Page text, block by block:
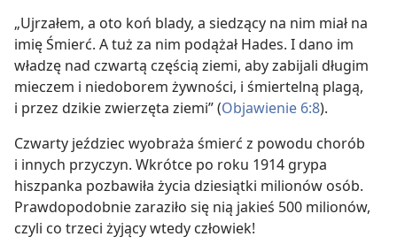
„Ujrzałem, a oto koń blady, a siedzący na nim miał na
imię Śmierć. A tuż za nim podążał Hades. I dano im
władzę nad czwartą częścią ziemi, aby zabijali długim
mieczem i niedoborem żywności, i śmiertelną plagą,
i przez dzikie zwierzęta ziemi” (Objawienie 6:8).
Czwarty jeździec wyobraża śmierć z powodu chorób
i innych przyczyn. Wkrótce po roku 1914 grypa
hiszpanka pozbawiła życia dziesiątki milionów osób.
Prawdopodobnie zaraziło się nią jakieś 500 milionów,
czyli co trzeci żyjący wtedy człowiek!